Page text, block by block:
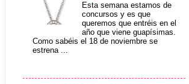
Esta semana estamos de
concursos y es que
queremos que entréis en el
año que viene guapísimas.
Como sabéis el 18 de noviembre se
estrena ...